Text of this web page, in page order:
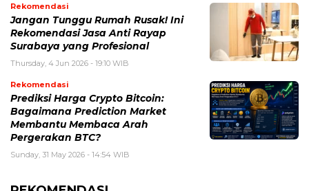
Rekomendasi
Jangan Tunggu Rumah Rusak! Ini
Rekomendasi Jasa Anti Rayap
Surabaya yang Profesional
Thursday, 4 Jun 2026 - 19:10 WIB
Rekomendasi
Prediksi Harga Crypto Bitcoin:
Bagaimana Prediction Market
Membantu Membaca Arah
Pergerakan BTC?
Sunday, 31 May 2026 - 14:54 WIB